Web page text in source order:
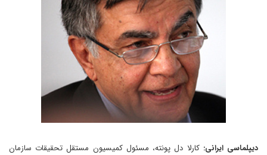
دیپلماسی ایرانی: کارلا دل پونته، مسئول کمیسیون مستقل تحقیقات سازمان